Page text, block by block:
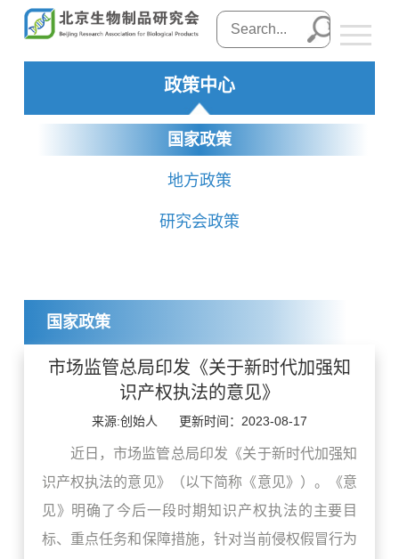
政策中心
国家政策
地方政策
研究会政策
国家政策
市场监管总局印发《关于新时代加强知
识产权执法的意见》
来源:创始人 更新时间：2023-08-17
近日，市场监管总局印发《关于新时代加强知
识产权执法的意见》（以下简称《意见》）。《意
见》明确了今后一段时期知识产权执法的主要目
标、重点任务和保障措施，针对当前侵权假冒行为